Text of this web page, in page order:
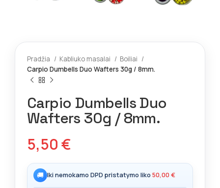
Pradžia Kabliuko masalai
Boiliai
Carpio Dumbells Duo Wafters 30g / 8mm.
Carpio Dumbells Duo
Wafters 30g / 8mm.
5,50€
🚚 Iki nemokamo DPD pristatymo liko 50,00€